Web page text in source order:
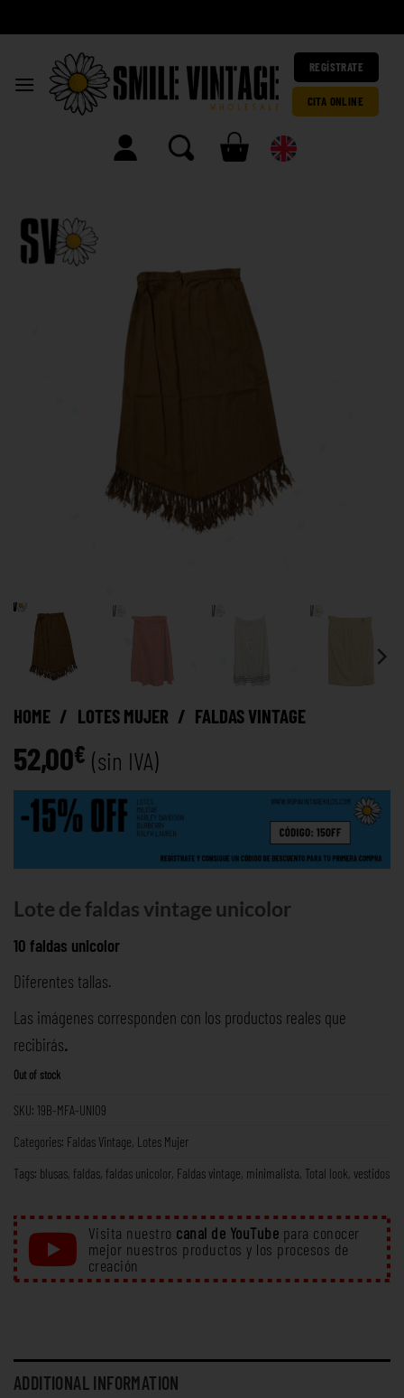
REGÍSTRATE
CITA ONLINE
HOME / LOTES MUJER / FALDAS VINTAGE
52,00€ (sin IVA)
Lote de faldas vintage unicolor
10 faldas unicolor
Diferentes tallas.
Las imágenes corresponden con los productos reales que
recibirás.
Out of stock
SKU: 19B-MFA-UNI09
Categories: Faldas Vintage, Lotes Mujer
Tags: blusas, faldas, faldas unicolor, Faldas vintage, minimalista, Total look, vestidos
Visita nuestro canal de YouTube para conocer
mejor nuestros productos y los procesos de
creación
ADDITIONAL INFORMATION